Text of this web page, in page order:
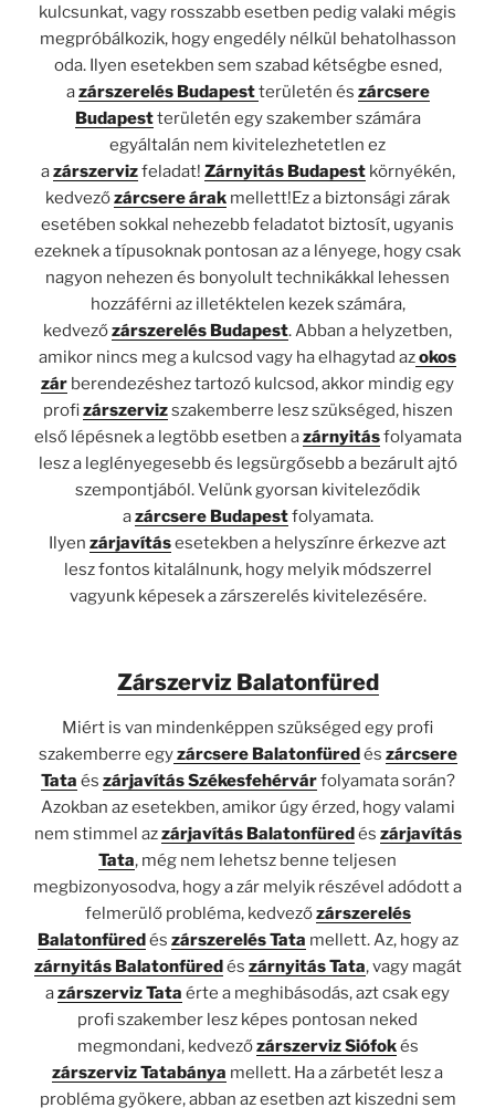
kulcsunkat, vagy rosszabb esetben pedig valaki mégis
megpróbálkozik, hogy engedély nélkül behatolhasson
oda. Ilyen esetekben sem szabad kétségbe esned,
azárszerelés Budapestterületén és zárcsere
Budapestterületén egy szakember számára
egyáltalán nem kivitelezhetetlen ez
azárszervizfeladat! Zárnyitás Budapestkörnyékén,
kedvezőzárcsere árak mellett!Ez a biztonsági zárak
esetében sokkal nehezebb feladatot biztosít, ugyanis
ezeknek a típusoknak pontosan az a lényege, hogy csak
nagyon nehezen és bonyolult technikákkal lehessen
hozzáférni az illetéktelen kezek számára,
kedvezőzárszerelés Budapest. Abban a helyzetben,
amikor nincs meg a kulcsod vagy ha elhagytad azokos
zár berendezéshez tartozó kulcsod, akkor mindig egy
profizárszervizszakemberre lesz szükséged, hiszen
első lépésnek a legtöbb esetben azárnyitásfolyamata
lesz a leglényegesebb és legsürgősebb a bezárult ajtó
szempontjából. Velünk gyorsan kiviteleződik
azárcsere Budapestfolyamata.
Ilyen zárjavításesetekben a helyszínre érkezve azt
lesz fontos kitalálnunk, hogy melyik módszerrel
vagyunk képesek a zárszerelés kivitelezésére.
Zárszerviz Balatonfüred
Miért is van mindenképpen szükséged egy profi
szakemberre egyzárcsere Balatonfüredés zárcsere
Tata és zárjavítás Székesfehérvárfolyamata során?
Azokban az esetekben, amikor úgy érzed, hogy valami
nem stimmel azzárjavítás Balatonfüredés zárjavítás
Tata, még nem lehetsz benne teljesen
megbizonyosodva, hogy a zár melyik részével adódott a
felmerülő probléma, kedvezőzárszerelés
Balatonfüredés zárszerelés Tata mellett. Az, hogy az
zárnyitás Balatonfüredés zárnyitás Tata, vagy magát
azárszerviz Tata érte a meghibásodás, azt csak egy
profi szakember lesz képes pontosan neked
megmondani, kedvezőzárszerviz Siófokés
zárszerviz Tatabánya mellett. Ha a zárbetét lesz a
probléma gyökere, abban az esetben azt kiszedni sem